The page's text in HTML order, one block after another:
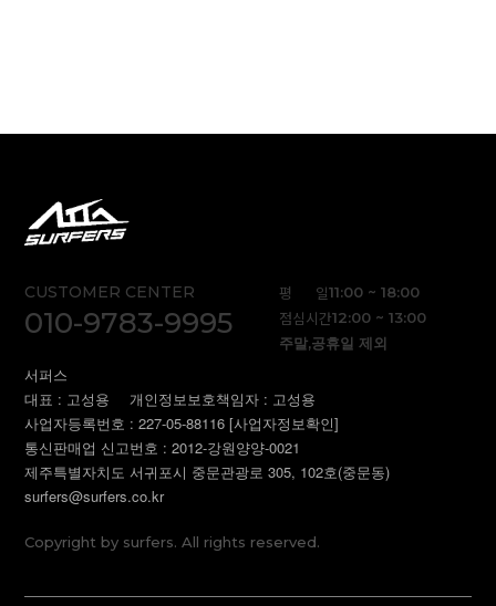
CUSTOMER CENTER
010-9783-9995
평 일11:00 ~ 18:00
점심시간12:00 ~ 13:00
주말,공휴일 제외
서퍼스
대표 : 고성용
개인정보보호책임자 : 고성용
사업자등록번호 : 227-05-88116[사업자정보확인]
통신판매업 신고번호 : 2012-강원양양-0021
제주특별자치도 서귀포시 중문관광로 305, 102호(중문동)
surfers@surfers.co.kr
Copyright by surfers. All rights reserved.